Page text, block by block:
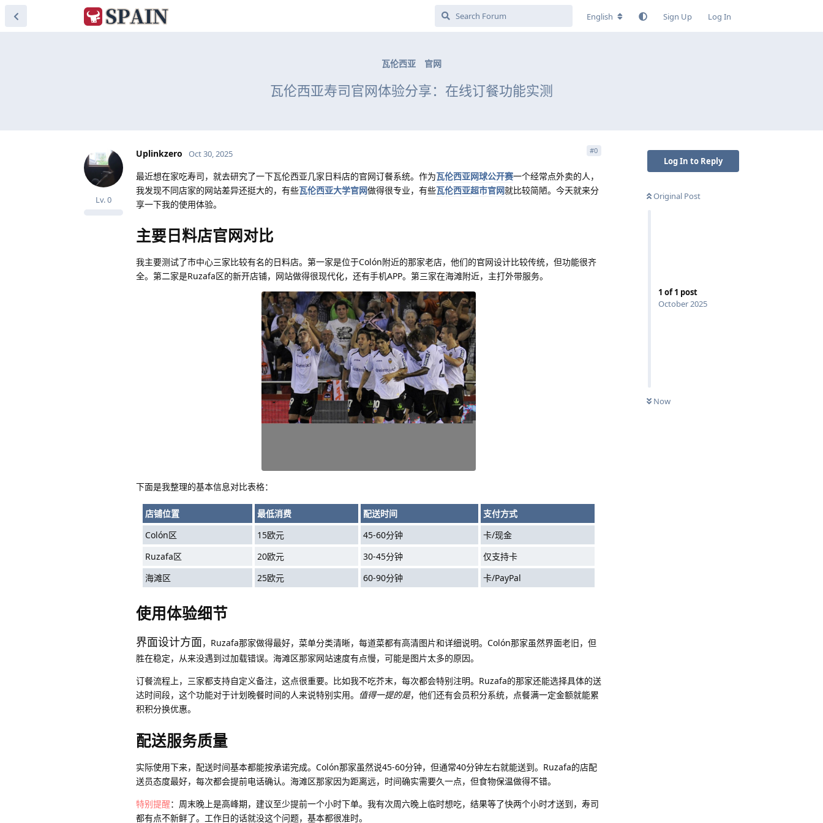
English Sign Up Log In
瓦伦西亚 官网
瓦伦西亚寿司官网体验分享：在线订餐功能实测
Log In to Reply
Original Post
1 of1 post
October 2025
Now
Uplinkzero
Lv.0
Oct 30, 2025 #0
最近想在家吃寿司，就去研究了一下瓦伦西亚几家日料店的官网订餐系统。作为瓦伦西亚网球公开赛一个经常点外卖的人，
我发现不同店家的网站差异还挺大的，有些瓦伦西亚大学官网做得很专业，有些瓦伦西亚超市官网就比较简陋。今天就来分
享一下我的使用体验。
主要日料店官网对比
我主要测试了市中心三家比较有名的日料店。第一家是位于Colón附近的那家老店，他们的官网设计比较传统，但功能很齐
全。第二家是Ruzafa区的新开店铺，网站做得很现代化，还有手机APP。第三家在海滩附近，主打外带服务。
下面是我整理的基本信息对比表格：
店铺位置 最低消费 配送时间
支付方式
Colón区
15欧元 45-60分钟
卡/现金
Ruzafa区
20欧元 30-45分钟
仅支持卡
海滩区
25欧元 60-90分钟 卡/PayPal
使用体验细节
界面设计方面，Ruzafa那家做得最好，菜单分类清晰，每道菜都有高清图片和详细说明。Colón那家虽然界面老旧，但
胜在稳定，从来没遇到过加载错误。海滩区那家网站速度有点慢，可能是图片太多的原因。
订餐流程上，三家都支持自定义备注，这点很重要。比如我不吃芥末，每次都会特别注明。Ruzafa的那家还能选择具体的送
达时间段，这个功能对于计划晚餐时间的人来说特别实用。 值得一提的是，他们还有会员积分系统，点餐满一定金额就能累
积积分换优惠。
配送服务质量
实际使用下来，配送时间基本都能按承诺完成。Colón那家虽然说45-60分钟，但通常40分钟左右就能送到。Ruzafa的店配
送员态度最好，每次都会提前电话确认。海滩区那家因为距离远，时间确实需要久一点，但食物保温做得不错。
特别提醒：周末晚上是高峰期，建议至少提前一个小时下单。我有次周六晚上临时想吃，结果等了快两个小时才送到，寿司
都有点不新鲜了。工作日的话就没这个问题，基本都很准时。